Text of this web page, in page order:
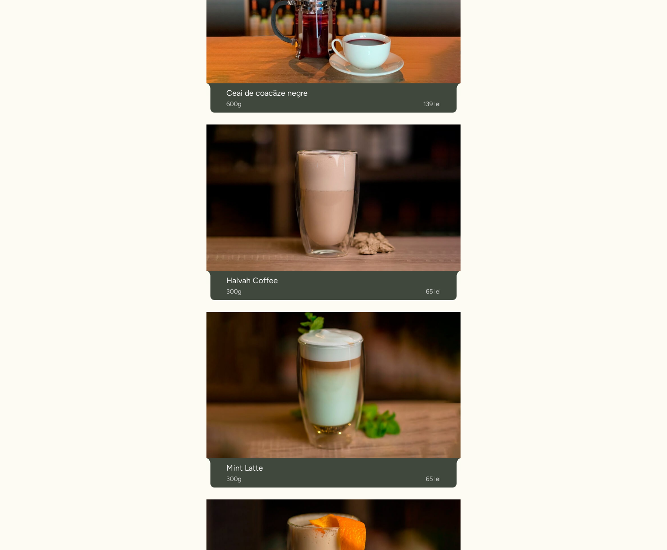
Ceai de coacăze negre
600g 139 lei
Halvah Coffee
300g 65 lei
Mint Latte
300g 65 lei